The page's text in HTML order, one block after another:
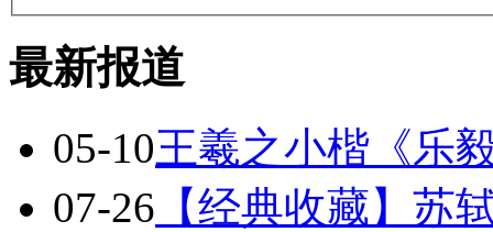
最新报道
05-10王羲之小楷《乐
07-26 【经典收藏】苏